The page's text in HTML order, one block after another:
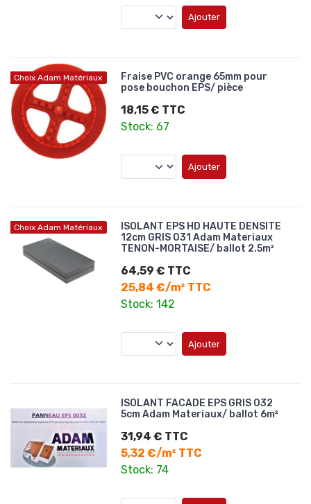
Ajouter
Choix Adam Matériaux
Fraise PVC orange 65mm pour
pose bouchon EPS/ pièce
18,15 € TTC
Stock: 67
Ajouter
Choix Adam Matériaux
ISOLANT EPS HD HAUTE DENSITE
12cm GRIS 031 Adam Materiaux
TENON-MORTAISE/ ballot 2.5m²
64,59 € TTC
25,84 €/m² TTC
Stock: 142
Ajouter
ISOLANT FACADE EPS GRIS 032
5cm Adam Materiaux/ ballot 6m²
31,94 € TTC
5,32 €/m² TTC
Stock: 74